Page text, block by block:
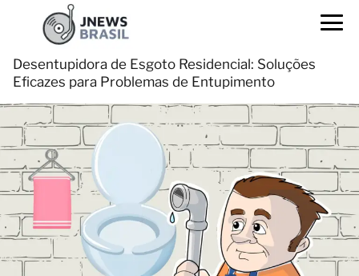
Desentupidora de Esgoto Residencial: Soluções
Eficazes para Problemas de Entupimento